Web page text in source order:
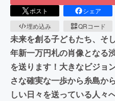
ポスト シェア
埋め込み
QRコード
未来を創る子どもたち、
年新一万円札の肖像となる
を送ります！大きなビジョ
さな確実な一歩から糸島か
しい日々を送っている人